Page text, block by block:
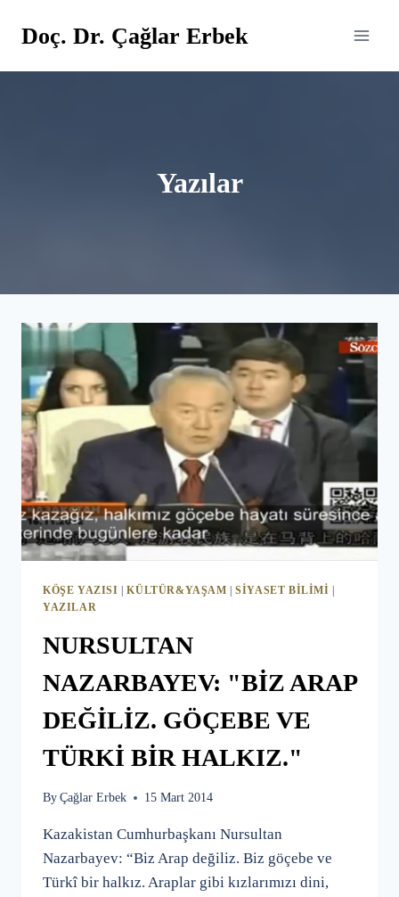
Doç. Dr. Çağlar Erbek
Yazılar
KÖŞE YAZISI |KÜLTÜR&YAŞAM |SIYASET BILIMI |
YAZILAR
NURSULTAN
NAZARBAYEV: "BİZ ARAP
DEĞİLİZ. GÖÇEBE VE
TÜRKİ BİR HALKIZ."
By Çağlar Erbek 15 Mart 2014
Kazakistan Cumhurbaşkanı Nursultan
Nazarbayev: “Biz Arap değiliz. Biz göçebe ve
Türkî bir halkız. Araplar gibi kızlarımızı dini,